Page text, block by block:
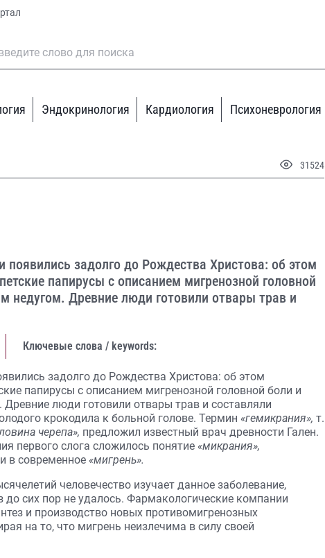
Эндокринология Кардиология Психоневрология
31524
задолго до Рождества Христова: об этом
папирусы с описанием мигренозной головной
недугом. Древние люди готовили отвары трав и
Ключевые слова / keywords:
задолго до Рождества Христова: об этом
папирусы с описанием мигренозной головной боли и
люди готовили отвары трав и составляли
крокодила к больной голове. Термин «гемикрания», т.
черепа», предложил известный врач древности Гален.
первого слога сложилось понятие «микрания»,
в современное «мигрень».
человечество изучает данное заболевание,
до сих пор не удалось. Фармакологические компании
и производство новых противомигренозных
на то, что мигрень неизлечима в силу своей